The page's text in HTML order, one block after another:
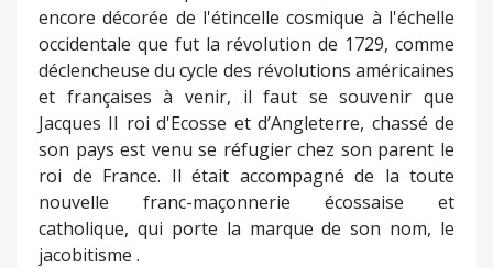
encore décorée de l'étincelle cosmique à l'échelle
occidentale que fut la révolution de 1729, comme
déclencheuse du cycle des révolutions américaines
et françaises à venir, il faut se souvenir que
Jacques II roi d'Ecosse et d’Angleterre, chassé de
son pays est venu se réfugier chez son parent le
roi de France. Il était accompagné de la toute
nouvelle franc-maçonnerie écossaise et
catholique, qui porte la marque de son nom, le
jacobitisme .